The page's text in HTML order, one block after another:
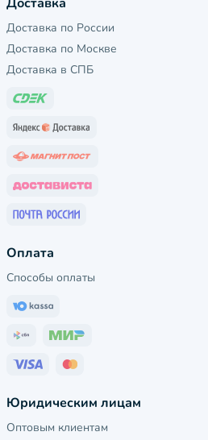
Доставка по России
Доставка по Москве
Доставка в СПБ
Оплата
Способы оплаты
Юридическим лицам
Оптовым клиентам